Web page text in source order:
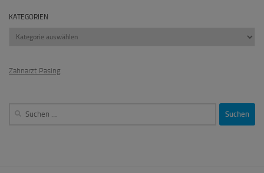
KATEGORIEN
Kategorien
Zahnarzt Pasing
Suchen